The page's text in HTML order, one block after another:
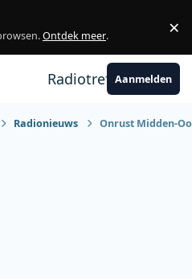
Ontdek meer. ×
RadiotrefpuntAanmelden
Radionieuws Onrust Midden-